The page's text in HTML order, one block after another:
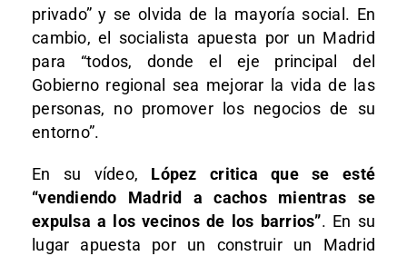
privado” y se olvida de la mayoría social. En
cambio, el socialista apuesta por un Madrid
para “todos, donde el eje principal del
Gobierno regional sea mejorar la vida de las
personas, no promover los negocios de su
entorno”.
En su vídeo, López critica que se esté
“vendiendo Madrid a cachos mientras se
expulsa a los vecinos de los barrios”. En su
lugar apuesta por un construir un Madrid